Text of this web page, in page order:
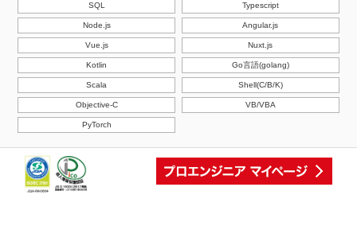
SQL Typescript
Node.js Angular.js
Vue.js Nuxt.js
Kotlin Go言語(golang)
Scala Shell(C/B/K)
Objective-C VB/VBA
PyTorch